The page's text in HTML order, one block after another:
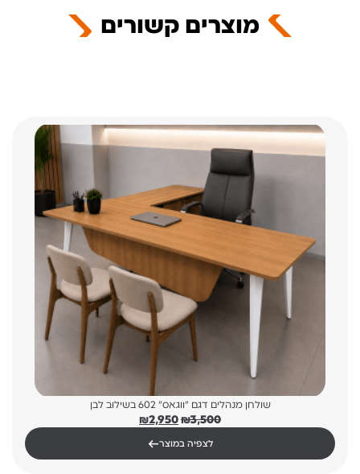
מוצרים קשורים
שולחן מנהלים דגם "ווגאס" 602 בשילוב לבן
₪3,500
המחיר
היה:
₪2,950 המחיר
←לצפיה במוצר